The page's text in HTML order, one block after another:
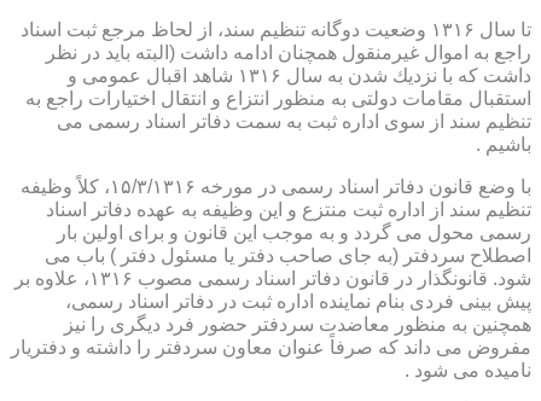
تا سال ۱۳۱۶ وضعیت دوگانه تنظیم سند، از لحاظ مرجع ثبت اسناد
راجع به اموال غیرمنقول همچنان ادامه داشت (البته باید در نظر
داشت كه با نزدیك شدن به سال ۱۳۱۶ شاهد اقبال عمومی و
استقبال مقامات دولتی به منظور انتزاع و انتقال اختیارات راجع به
تنظیم سند از سوی اداره ثبت به سمت دفاتر اسناد رسمی می
باشیم .
با وضع قانون دفاتر اسناد رسمی در مورخه ۱۵/۳/۱۳۱۶، كلاً وظیفه
تنظیم سند از اداره ثبت منتزع و این وظیفه به عهده دفاتر اسناد
رسمی محول می گردد و به موجب این قانون و برای اولین بار
اصطلاح سردفتر (به جای صاحب دفتر یا مسئول دفتر ) باب می
شود. قانونگذار در قانون دفاتر اسناد رسمی مصوب ۱۳۱۶، علاوه بر
پیش بینی فردی بنام نماینده اداره ثبت در دفاتر اسناد رسمی،
همچنین به منظور معاضدت سردفتر حضور فرد دیگری را نیز
مفروض می داند كه صرفاً عنوان معاون سردفتر را داشته و دفتریار
نامیده می شود .